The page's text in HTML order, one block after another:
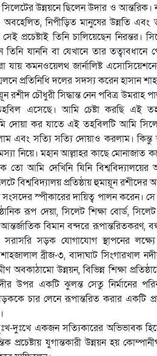
সিলেটের উন্নয়নে ছিলেন উদার ও
অবহেলিত, নিপীড়িত মানুষের উন্নতি
প্রচেষ্টাই তিনি চালিয়েছেন
যাননি বা যেখানে তার
কমনওয়েলথ জার্নালিষ্ট
প্রতিনিধি দলের সদস্য করেন হাসান
রশীদ চৌধুরী সিদ্ধান্ত নেন পবিত্র উমরাহ
এসেছে। আমি চেষ্টা করছি এই
দোয়া কর যাতে এই তহবিলটি আমি সিলেট
এবং সত্যি সত্যি দোয়াও করলাম।
নিয়ে। মহান আল্লাহর কাছে
আমি দেখিনি যিনি বিশ্ববিদ্যালয়ের
বিশ্ববিদ্যালয় প্রতিষ্ঠায় হুমায়ূন রশীদের
স্পীকারের দায়িত্ব পালন করেন।
রূপ দেয়া, সিলেট শিক্ষা বোর্ড,
বিমান বন্দরে রূপান্তরিতকরণ,
সরাসরি সড়ক যোগাযোগ স্থাপনের
ব্রীজ-৩, বাদাঘাট সিংগারখাল
অবকাঠামো উন্নয়ন, বিভিন্ন শিক্ষা
উপর একটি ঝুলন্ত সেতু নির্মানের
চার লেনে রূপান্তরিত করার একটি
দুঃখে একজন সত্যিকারের অভিভাবক
প্রচেষ্টায় যুগান্তকারী উন্নয়ন হয়